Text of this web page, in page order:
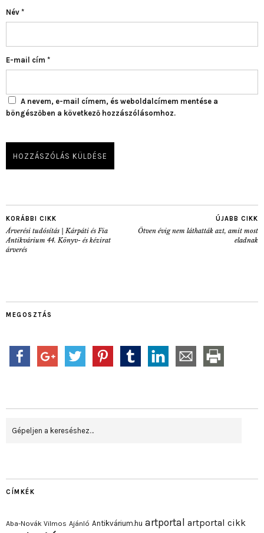
Név *
E-mail cím *
A nevem, e-mail címem, és weboldalcímem mentése a
böngészőben a következő hozzászólásomhoz.
KORÁBBI CIKK
Árverési tudósítás | Kárpáti és Fia
Antikvárium 44. Könyv- és kézirat
árverés
ÚJABB CIKK
Ötven évig nem láthatták azt, amit most
eladnak
MEGOSZTÁS
CÍMKÉK
Aba-Novák Vilmos Ajánló Antikvárium.hu artportal artportal cikk